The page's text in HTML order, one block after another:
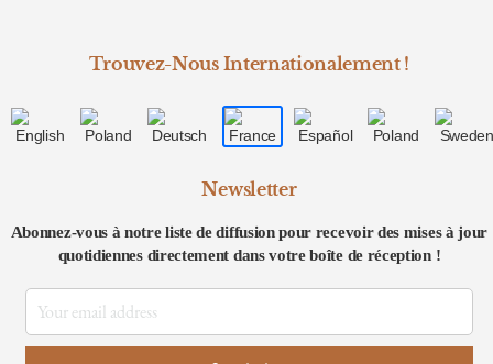
Trouvez-Nous Internationalement !
Newsletter
Abonnez-vous à notre liste de diffusion pour recevoir des mises à jour
quotidiennes directement dans votre boîte de réception !